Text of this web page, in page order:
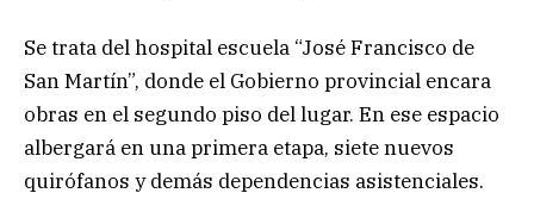
Se trata del hospital escuela “José Francisco de
San Martín”, donde el Gobierno provincial encara
obras en el segundo piso del lugar. En ese espacio
albergará en una primera etapa, siete nuevos
quirófanos y demás dependencias asistenciales.